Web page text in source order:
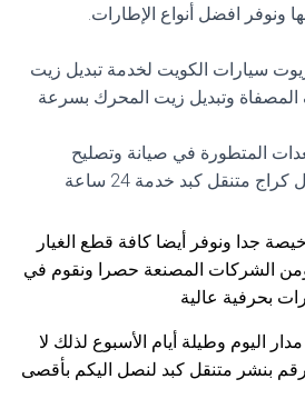
ونوفر افضل أنواع الإطارات.
سيارات الكويت لخدمة تبديل زيت
المصفاة وتبديل زيت المحرك بسرعة
المتطورة في صيانة وتصليح
متنقل كبد خدمة 24 ساعة
جدا ونوفر أيضا كافة قطع الغيار
الشركات المصنعة حصرا ونقوم في
بحرفية عالية
اليوم وطيلة أيام الأسبوع لذلك لا
بنشر متنقل كبد لنصل اليكم بأقصى